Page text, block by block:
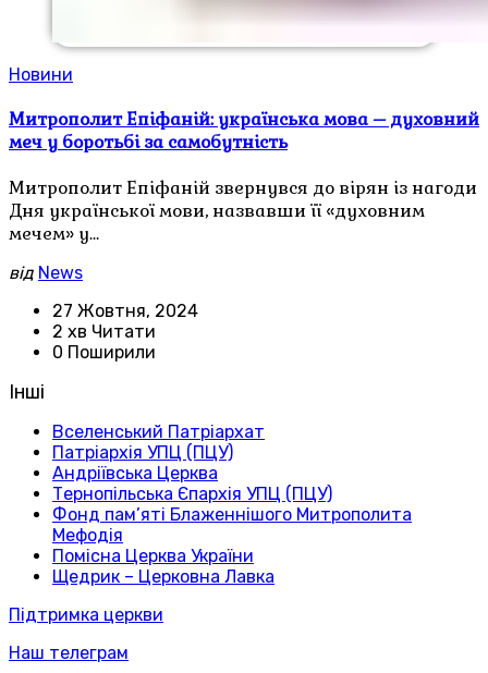
Новини
Митрополит Епіфаній: українська мова – духовний
меч у боротьбі за самобутність
Митрополит Епіфаній звернувся до вірян із нагоди
Дня української мови, назвавши її «духовним
мечем» у…
від News
27 Жовтня, 2024
2 хв Читати
0 Поширили
Інші
Вселенський Патріархат
Патріархія УПЦ (ПЦУ)
Андріївська Церква
Тернопільська Єпархія УПЦ (ПЦУ)
Фонд пам’яті Блаженнішого Митрополита
Мефодія
Помісна Церква України
Щедрик – Церковна Лавка
Підтримка церкви
Наш телеграм